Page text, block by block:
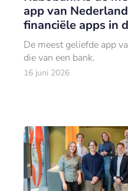
app van
financiële apps in
De meest geliefde app
die van een bank.
16 juni 2026